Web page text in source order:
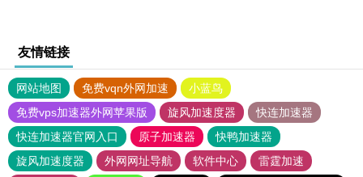
友情链接
网站地图 免费vqn外网加速
小蓝鸟
免费vps加速器外网苹果版
旋风加速度器
快连加速器
快连加速器官网入口
原子加速器
快鸭加速器
旋风加速度器
外网网址导航 软件中心 雷霆加速